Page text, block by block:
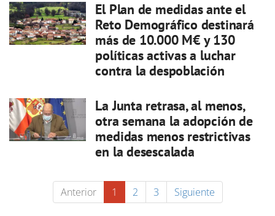
El Plan de medidas ante el
Reto Demográfico destinará
más de 10.000 M€ y 130
políticas activas a luchar
contra la despoblación
La Junta retrasa, al menos,
otra semana la adopción de
medidas menos restrictivas
en la desescalada
Anterior 1 2 3 Siguiente